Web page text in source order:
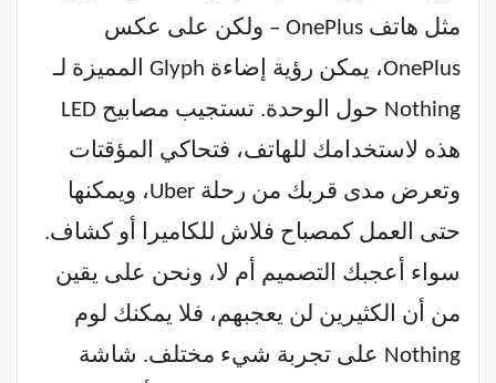
مثل هاتف OnePlus – ولكن على عكس
OnePlus، يمكن رؤية إضاءة Glyph المميزة لـ
Nothing حول الوحدة. تستجيب مصابيح LED
هذه لاستخدامك للهاتف، فتحاكي المؤقتات
وتعرض مدى قربك من رحلة Uber، ويمكنها
حتى العمل كمصباح فلاش للكاميرا أو كشاف.
سواء أعجبك التصميم أم لا، ونحن على يقين
من أن الكثيرين لن يعجبهم، فلا يمكنك لوم
Nothing على تجربة شيء مختلف. شاشة